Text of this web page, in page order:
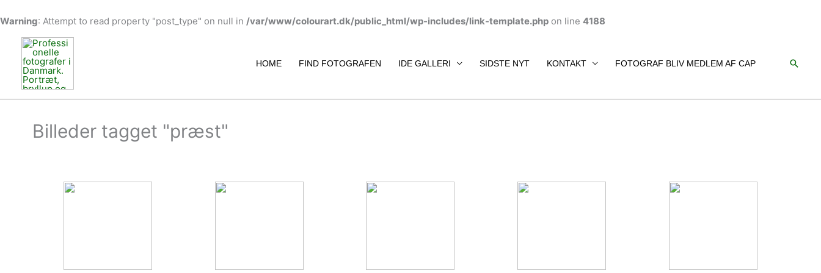
Warning: Attempt to read property "post_type" on null in /var/www/colourart.dk/public_html/wp-includes/link-template.php on line 4188
indholdet
HOME FIND FOTOGRAFEN IDE GALLERI SIDSTE NYT KONTAKT FOTOGRAF BLIV MEDLEM AF CAP Søg
Billeder tagget "præst"